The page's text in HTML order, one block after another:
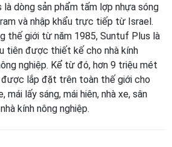
dòng sản phẩm tấm lợp nhựa sóng
và nhập khẩu trực tiếp từ Israel.
thế giới từ năm 1985, Suntuf Plus là
tiên được thiết kế cho nhà kính
nghiệp. Kể từ đó, hơn 9 triệu mét
lắp đặt trên toàn thế giới cho
mái lấy sáng, mái hiên, nhà xe, sân
kính nông nghiệp.